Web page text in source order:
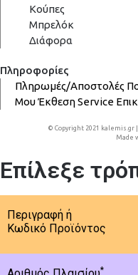
Κούπες
Μπρελόκ
Διάφορα
Πληροφορίες
Πληρωμές/Αποστολές
ΜουΈκθεσηService
© Copyright 2021 kalemis.gr
Made
Επίλεξε
Περιγραφή ή
Κωδικό Προϊόντος
*